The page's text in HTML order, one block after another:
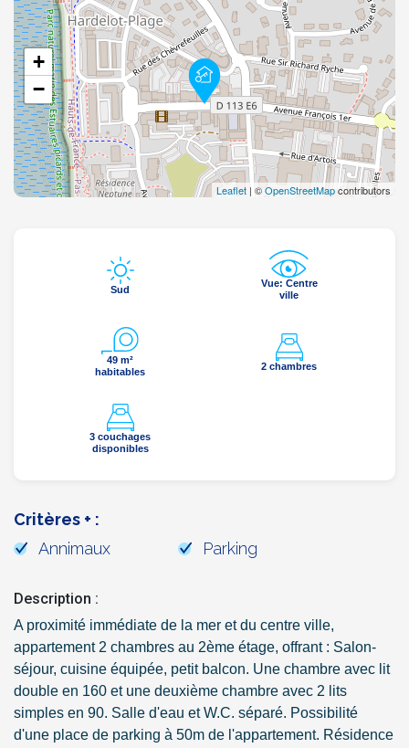
+
−
Leaflet | ©OpenStreetMapcontributors
Sud
Vue: Centre
ville
49 m²
habitables
2 chambres
3 couchages
disponibles
Critères + :
Annimaux
Parking
Description :
A proximité immédiate de la mer et du centre ville,
appartement 2 chambres au 2ème étage, offrant : Salon-
séjour, cuisine équipée, petit balcon. Une chambre avec lit
double en 160 et une deuxième chambre avec 2 lits
simples en 90. Salle d'eau et W.C. séparé. Possibilité
d'une place de parking à 50m de l'appartement. Résidence